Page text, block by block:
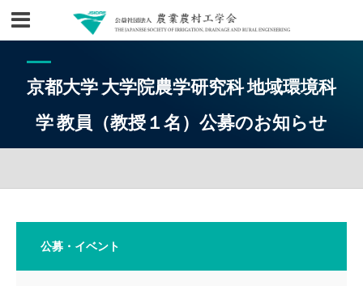
京都大学 大学院農学研究科 地域環境科
学 教員（教授１名）公募のお知らせ
公募・イベント